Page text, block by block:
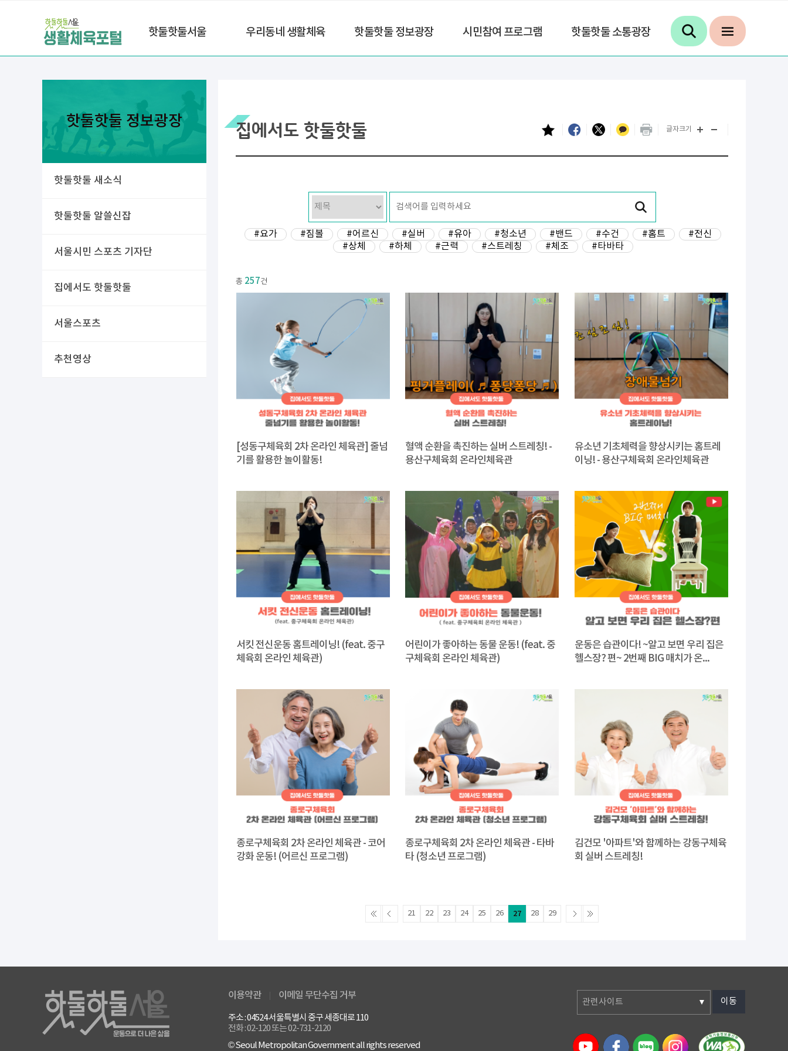
핫둘핫둘서울 우리동네 생활체육 핫둘핫둘 정보광장 시민참여 프로그램 핫둘핫둘 소통광장
핫둘핫둘 정보광장
핫둘핫둘 새소식
핫둘핫둘 알쓸신잡
서울시민 스포츠 기자단
집에서도 핫둘핫둘
서울스포츠
추천영상
집에서도 핫둘핫둘 글자크기
#요가 #짐볼 #어르신 #실버 #유아 #청소년 #밴드 #수건 #홈트
#전신
#상체
#하체 #근력 #스트레칭 #체조 #타바타
총 257건
[성동구체육회 2차 온라인 체육관] 줄넘
기를 활용한 놀이활동!
혈액 순환을 촉진하는 실버 스트레칭! -
용산구체육회 온라인체육관
유소년 기초체력을 향상시키는 홈트레
이닝! - 용산구체육회 온라인체육관
서킷 전신운동 홈트레이닝! (feat. 중구
체육회 온라인 체육관)
어린이가 좋아하는 동물 운동! (feat. 중
구체육회 온라인 체육관)
운동은 습관이다! ~알고 보면 우리 집은
헬스장? 편~ 2번째 BIG 매치가 온...
종로구체육회 2차 온라인 체육관 - 코어
강화 운동! (어르신 프로그램)
종로구체육회 2차 온라인 체육관 - 타바
타 (청소년 프로그램)
김건모 '아파트'와 함께하는 강동구체육
회 실버 스트레칭!
21 22 23 24 25 26 27 28 29
이용약관 이메일 무단수집 거부
주소 : 04524 서울특별시 중구 세종대로 110
전화 : 02-120 또는 02-731-2120
© Seoul Metropolitan Government all rights reserved
관련사이트 이동